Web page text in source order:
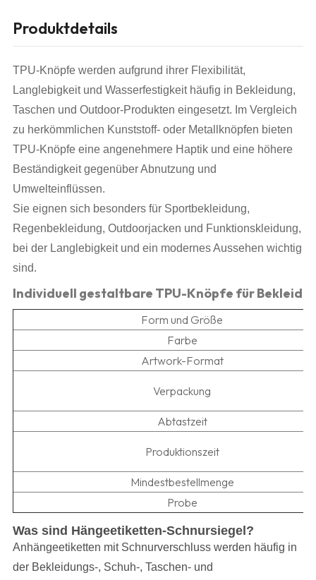
Produktdetails
TPU-Knöpfe werden aufgrund ihrer Flexibilität,
Langlebigkeit und Wasserfestigkeit häufig in Bekleidung,
Taschen und Outdoor-Produkten eingesetzt. Im Vergleich
zu herkömmlichen Kunststoff- oder Metallknöpfen bieten
TPU-Knöpfe eine angenehmere Haptik und eine höhere
Beständigkeit gegenüber Abnutzung und
Umwelteinflüssen.
Sie eignen sich besonders für Sportbekleidung,
Regenbekleidung, Outdoorjacken und Funktionskleidung,
bei der Langlebigkeit und ein modernes Aussehen wichtig
sind.
Individuell gestaltbare TPU-Knöpfe für
Form und Größe
Farbe
Artwork-Format
Verpackung
Abtastzeit
Produktionszeit
Mindestbestellmenge
Probe
Was sind Hängeetiketten-Schnursiegel?
Anhängeetiketten mit Schnurverschluss werden häufig in
der Bekleidungs-, Schuh-, Taschen- und